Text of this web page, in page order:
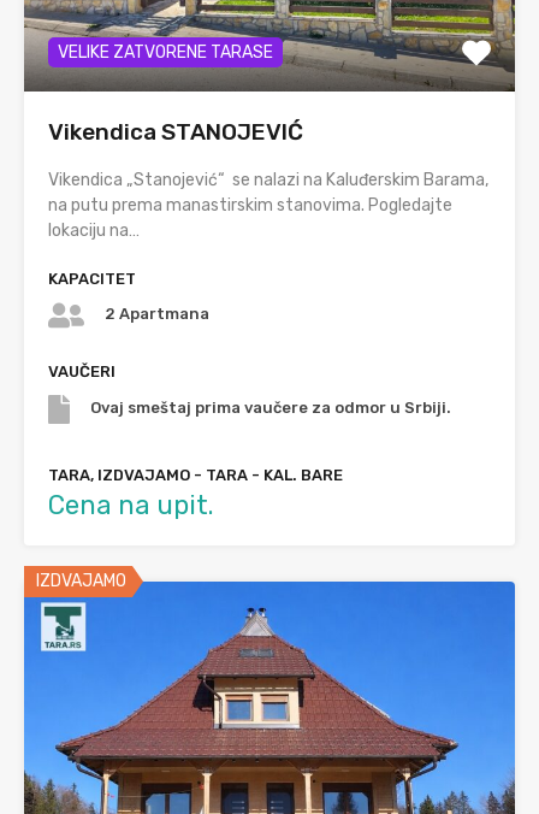
VELIKE ZATVORENE TARASE
Vikendica STANOJEVIĆ
Vikendica „Stanojević“ se nalazi na Kaluđerskim Barama,
na putu prema manastirskim stanovima. Pogledajte
lokaciju na…
KAPACITET
2 Apartmana
VAUČERI
Ovaj smeštaj prima vaučere za odmor u Srbiji.
TARA, IZDVAJAMO - TARA - KAL. BARE
Cena na upit.
IZDVAJAMO